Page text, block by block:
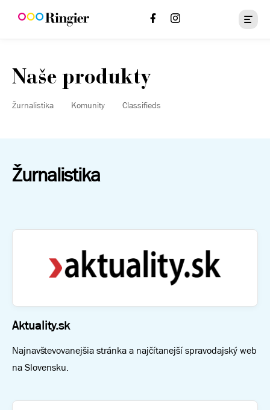
Naše produkty
Žurnalistika Komunity Classifieds
Žurnalistika
Aktuality.sk
Najnavštevovanejšia stránka a najčítanejší spravodajský web
na Slovensku.